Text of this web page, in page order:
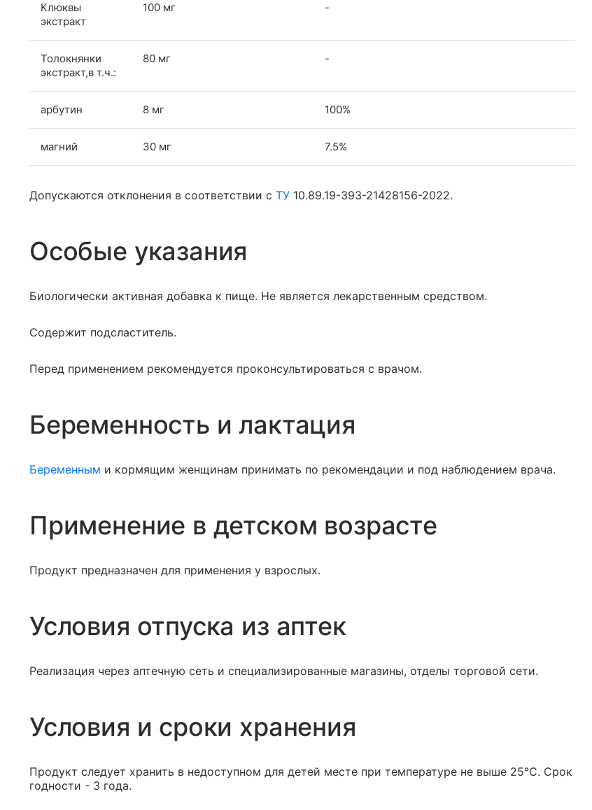
Клюквы
экстракт
100 мг -
Толокнянки
экстракт,в т.ч.:
80 мг -
арбутин 8 мг 100%
магний 30 мг 7.5%
Допускаются отклонения в соответствии с ТУ 10.89.19-393-21428156-2022.
Особые указания
Биологически активная добавка к пище. Не является лекарственным средством.
Содержит подсластитель.
Перед применением рекомендуется проконсультироваться с врачом.
Беременность и лактация
Беременным и кормящим женщинам принимать по рекомендации и под наблюдением врача.
Применение в детском возрасте
Продукт предназначен для применения у взрослых.
Условия отпуска из аптек
Реализация через аптечную сеть и специализированные магазины, отделы торговой сети.
Условия и сроки хранения
Продукт следует хранить в недоступном для детей месте при температуре не выше 25°С. Срок
годности - 3 года.